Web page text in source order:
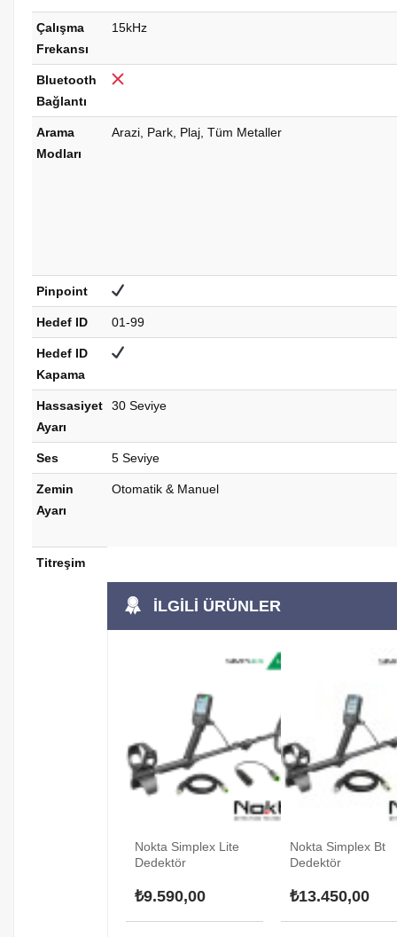
Çalışma
Frekansı
15kHz
Bluetooth
Bağlantı
Arama
Modları
Arazi, Park, Plaj, Tüm Metaller
Pinpoint
Hedef ID 01-99
Hedef ID
Kapama
Hassasiyet
Ayarı
30 Seviye
Ses 5 Seviye
Zemin
Ayarı
Otomatik & Manuel
Titreşim
ILGILI ÜRÜNLER
Nokta Simplex Lite
Dedektör
₺9.590,00
Nokta Simplex Bt
Dedektör
₺13.450,00